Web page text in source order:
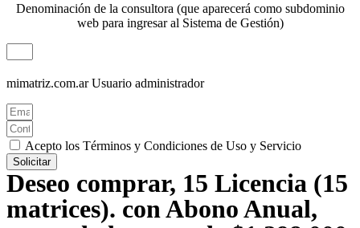
Denominación de la consultora (que aparecerá como subdominio
web para ingresar al Sistema de Gestión)
mimatriz.com.ar Usuario administrador
Acepto los Términos y Condiciones de Uso y Servicio
Solicitar
Deseo comprar, 15 Licencia (15
matrices). con Abono Anual,